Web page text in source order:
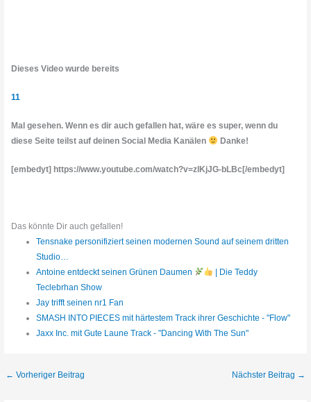
Dieses Video wurde bereits
11
Mal gesehen. Wenn es dir auch gefallen hat, wäre es super, wenn du
diese Seite teilst auf deinen Social Media Kanälen
Danke!
[embedyt] https://www.youtube.com/watch?v=zlKjJG-bLBc[/embedyt]
Das könnte Dir auch gefallen!
Tensnake personifiziert seinen modernen Sound auf seinem dritten
Studio…
Antoine entdeckt seinen Grünen Daumen
| Die Teddy
Teclebrhan Show
Jay trifft seinen nr1 Fan
SMASH INTO PIECES mit härtestem Track ihrer Geschichte - "Flow"
Jaxx Inc. mit Gute Laune Track - "Dancing With The Sun"
← Vorheriger Beitrag Nächster Beitrag →